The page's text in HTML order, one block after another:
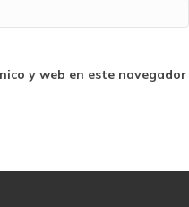
y web en este navegador